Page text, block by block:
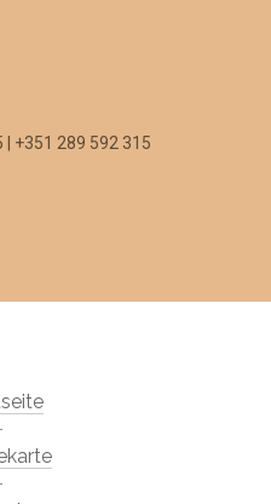
| +351 289 592 315